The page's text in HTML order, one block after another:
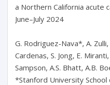
a Northern California acute
June–July 2024
G. Rodriguez-Nava*, A.
Cardenas, S. Jong, E.
Sampson, A.S. Bhatt, A.B.
*Stanford University School